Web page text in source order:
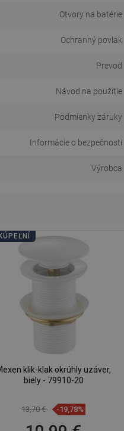
Otvory na batérie
Ochranný povlak
Prevod
Návod na použitie
Podmienky záruky
Informácie o bezpečnosti
Výrobca
klik-klak okrúhly uzáver,
biely - 79910-20
13,70 € -19,78%